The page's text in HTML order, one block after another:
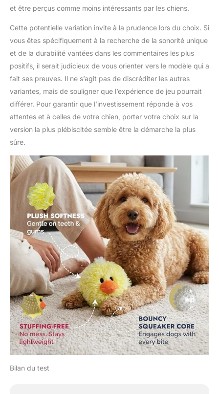
et être perçus comme moins intéressants par les chiens.
Cette potentielle variation invite à la prudence lors du choix. Si
vous êtes spécifiquement à la recherche de la sonorité unique
et de la durabilité vantées dans les commentaires les plus
positifs, il serait judicieux de vous orienter vers le modèle qui a
fait ses preuves. Il ne s’agit pas de discréditer les autres
variantes, mais de souligner que l’expérience de jeu pourrait
différer. Pour garantir que l’investissement réponde à vos
attentes et à celles de votre chien, porter votre choix sur la
version la plus plébiscitée semble être la démarche la plus
sûre.
Bilan du test